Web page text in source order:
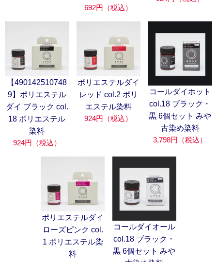
692円（税込）
【490142510748
9】ポリエステル
ダイ ブラック col.
18 ポリエステル
染料
924円（税込）
ポリエステルダイ
レッド col.2 ポリ
エステル染料
924円（税込）
コールダイホット
col.18 ブラック・
黒 6個セット みや
古染め染料
3,798円（税込）
ポリエステルダイ
ローズピンク col.
1 ポリエステル染
料
コールダイオール
col.18 ブラック・
黒 6個セット みや